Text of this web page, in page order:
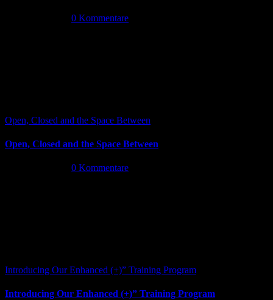
0 Kommentare
Open, Closed and the Space Between
Open, Closed and the Space Between
0 Kommentare
Introducing Our Enhanced (+)” Training Program
Introducing Our Enhanced (+)” Training Program